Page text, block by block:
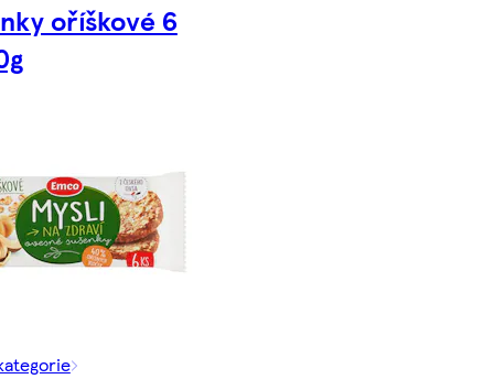
oříškové 6